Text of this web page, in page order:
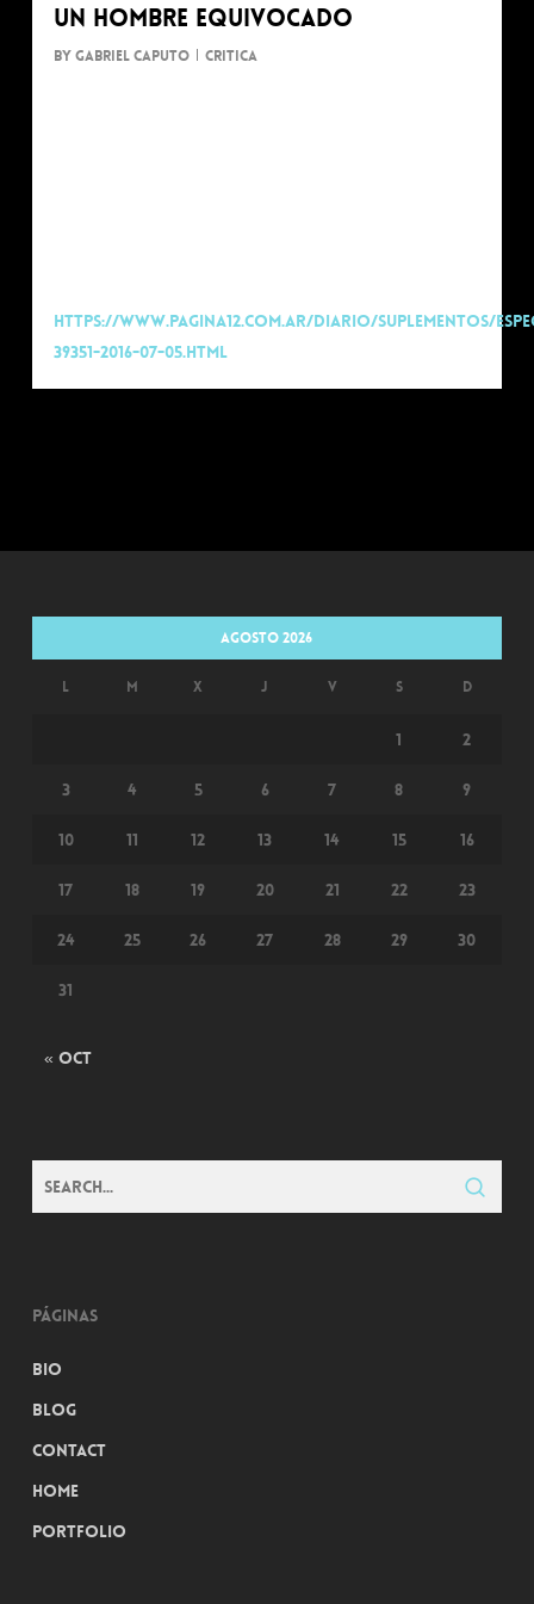
Un hombre equivocado
ByGabriel Caputo Critica
https://www.pagina12.com.ar/diario/suplementos/
39351-2016-07-05.html
agosto 2026
L M X J V S D
1 2
3 4 5 6 7 8 9
10 11 12 13 14 15 16
17 18 19 20 21 22 23
24 25 26 27 28 29 30
31
« Oct
Páginas
Bio
Blog
Contact
Home
Portfolio